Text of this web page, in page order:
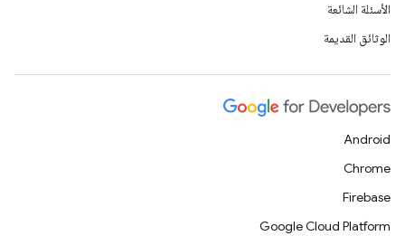
الأسئلة الشائعة
الوثائق القديمة
Android
Chrome
Firebase
Google Cloud Platform